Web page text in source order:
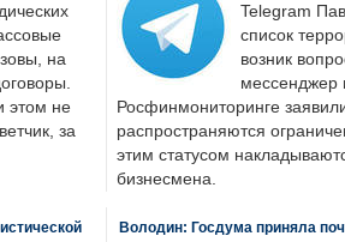
на
этом не
за
Telegram
список
возник
мессенджер
Росфинмониторинге
распространяются
этим статусом
бизнесмена.
Володин: Госдума приняла